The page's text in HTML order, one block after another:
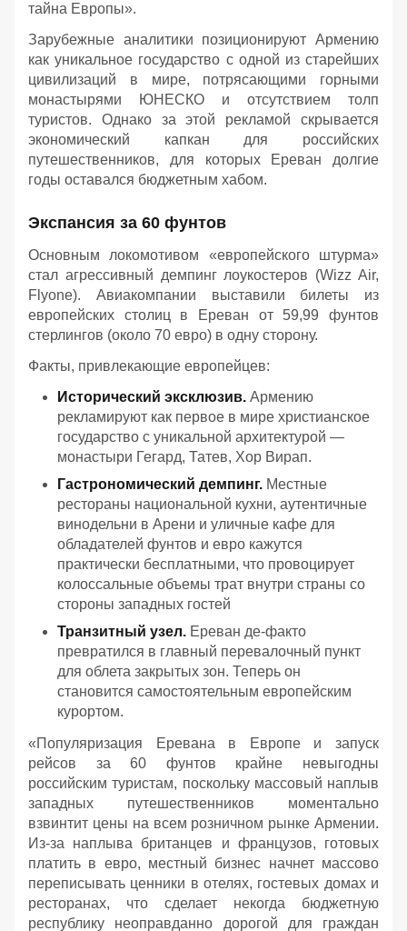
тайна Европы».
Зарубежные аналитики позиционируют Армению
как уникальное государство с одной из старейших
цивилизаций в мире, потрясающими горными
монастырями ЮНЕСКО и отсутствием толп
туристов. Однако за этой рекламой скрывается
экономический капкан для российских
путешественников, для которых Ереван долгие
годы оставался бюджетным хабом.
Экспансия за 60 фунтов
Основным локомотивом «европейского штурма»
стал агрессивный демпинг лоукостеров (Wizz Air,
Flyone). Авиакомпании выставили билеты из
европейских столиц в Ереван от 59,99 фунтов
стерлингов (около 70 евро) в одну сторону.
Факты, привлекающие европейцев:
Исторический эксклюзив. Армению
рекламируют как первое в мире христианское
государство с уникальной архитектурой —
монастыри Гегард, Татев, Хор Вирап.
Гастрономический демпинг. Местные
рестораны национальной кухни, аутентичные
винодельни в Арени и уличные кафе для
обладателей фунтов и евро кажутся
практически бесплатными, что провоцирует
колоссальные объемы трат внутри страны со
стороны западных гостей
Транзитный узел. Ереван де-факто
превратился в главный перевалочный пункт
для облета закрытых зон. Теперь он
становится самостоятельным европейским
курортом.
«Популяризация Еревана в Европе и запуск
рейсов за 60 фунтов крайне невыгодны
российским туристам, поскольку массовый наплыв
западных путешественников моментально
взвинтит цены на всем розничном рынке Армении.
Из-за наплыва британцев и французов, готовых
платить в евро, местный бизнес начнет массово
переписывать ценники в отелях, гостевых домах и
ресторанах, что сделает некогда бюджетную
республику неоправданно дорогой для граждан